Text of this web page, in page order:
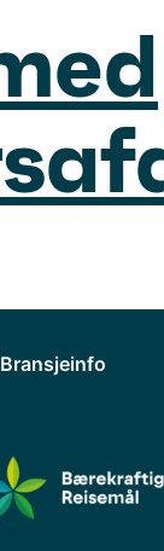
Bransjeinfo